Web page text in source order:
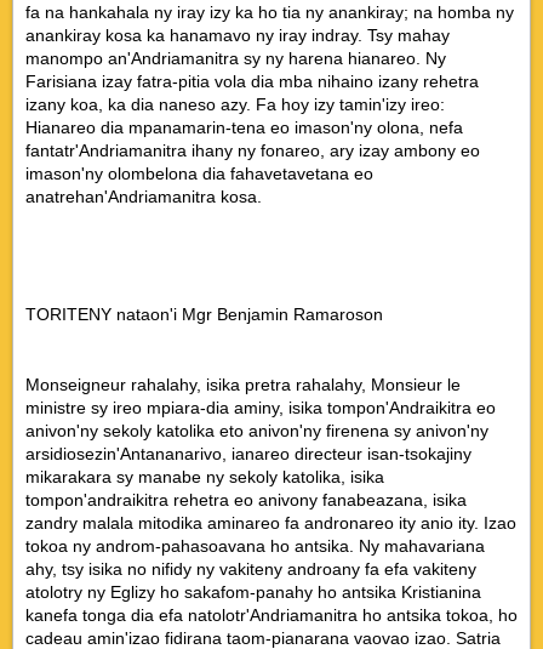
fa na hankahala ny iray izy ka ho tia ny anankiray; na homba ny
anankiray kosa ka hanamavo ny iray indray. Tsy mahay
manompo an'Andriamanitra sy ny harena hianareo. Ny
Farisiana izay fatra-pitia vola dia mba nihaino izany rehetra
izany koa, ka dia naneso azy. Fa hoy izy tamin'izy ireo:
Hianareo dia mpanamarin-tena eo imason'ny olona, nefa
fantatr'Andriamanitra ihany ny fonareo, ary izay ambony eo
imason'ny olombelona dia fahavetavetana eo
anatrehan'Andriamanitra kosa.
TORITENY nataon'i Mgr Benjamin Ramaroson
Monseigneur rahalahy, isika pretra rahalahy, Monsieur le
ministre sy ireo mpiara-dia aminy, isika tompon'Andraikitra eo
anivon'ny sekoly katolika eto anivon'ny firenena sy anivon'ny
arsidiosezin'Antananarivo, ianareo directeur isan-tsokajiny
mikarakara sy manabe ny sekoly katolika, isika
tompon'andraikitra rehetra eo anivony fanabeazana, isika
zandry malala mitodika aminareo fa andronareo ity anio ity. Izao
tokoa ny androm-pahasoavana ho antsika. Ny mahavariana
ahy, tsy isika no nifidy ny vakiteny androany fa efa vakiteny
atolotry ny Eglizy ho sakafom-panahy ho antsika Kristianina
kanefa tonga dia efa natolotr'Andriamanitra ho antsika tokoa, ho
cadeau amin'izao fidirana taom-pianarana vaovao izao. Satria